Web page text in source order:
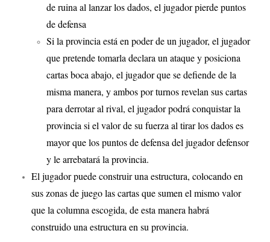
de ruina al lanzar los dados, el jugador pierde puntos
de defensa
Si la provincia está en poder de un jugador, el jugador
que pretende tomarla declara un ataque y posiciona
cartas boca abajo, el jugador que se defiende de la
misma manera, y ambos por turnos revelan sus cartas
para derrotar al rival, el jugador podrá conquistar la
provincia si el valor de su fuerza al tirar los dados es
mayor que los puntos de defensa del jugador defensor
y le arrebatará la provincia.
El jugador puede construir una estructura, colocando en
sus zonas de juego las cartas que sumen el mismo valor
que la columna escogida, de esta manera habrá
construido una estructura en su provincia.